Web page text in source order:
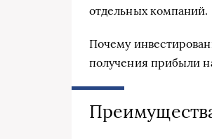
отдельных компаний.
Почему
получения прибыли